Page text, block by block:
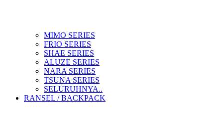
MIMO SERIES
FRIO SERIES
SHAE SERIES
ALUZE SERIES
NARA SERIES
TSUNA SERIES
SELURUHNYA..
RANSEL / BACKPACK